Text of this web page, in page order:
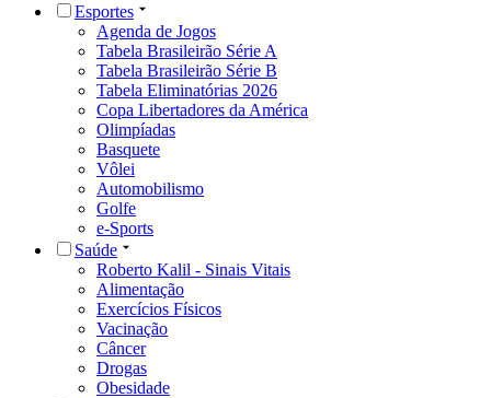
Esportes
Agenda de Jogos
Tabela Brasileirão Série A
Tabela Brasileirão Série B
Tabela Eliminatórias 2026
Copa Libertadores da América
Olimpíadas
Basquete
Vôlei
Automobilismo
Golfe
e-Sports
Saúde
Roberto Kalil - Sinais Vitais
Alimentação
Exercícios Físicos
Vacinação
Câncer
Drogas
Obesidade